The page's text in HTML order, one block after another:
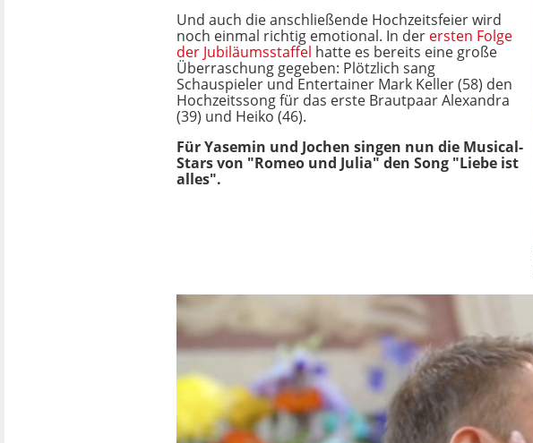
Und auch die anschließende Hochzeitsfeier wird
noch einmal richtig emotional. In der ersten Folge
der Jubiläumsstaffel hatte es bereits eine große
Überraschung gegeben: Plötzlich sang
Schauspieler und Entertainer Mark Keller (58) den
Hochzeitssong für das erste Brautpaar Alexandra
(39) und Heiko (46).
Für Yasemin und Jochen singen nun die Musical-
Stars von "Romeo und Julia" den Song "Liebe ist
alles".